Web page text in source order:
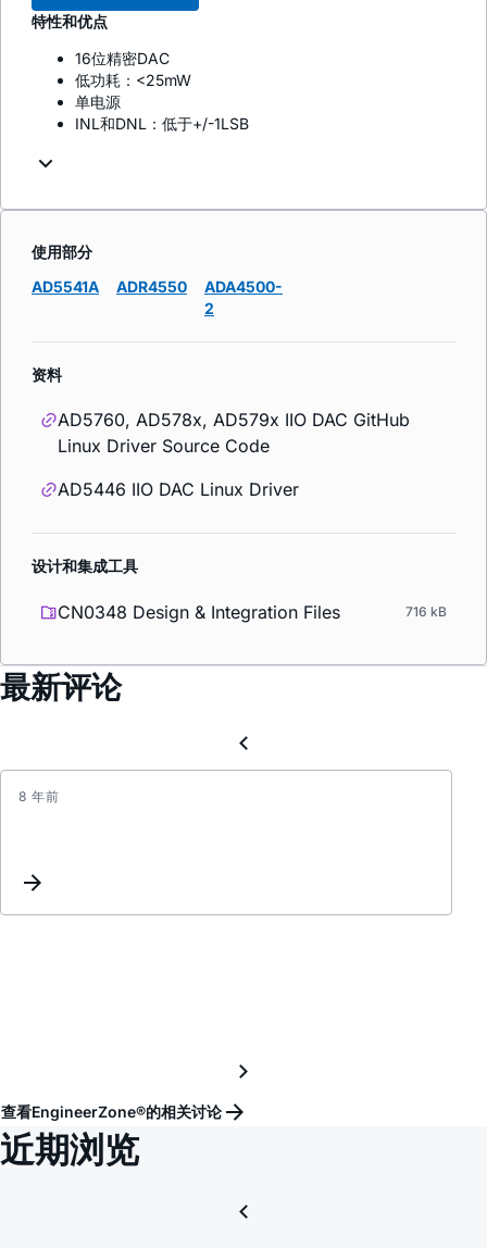
特性和优点
16位精密DAC
低功耗：<25mW
单电源
INL和DNL：低于+/-1LSB
使用部分
AD5541A
ADR4550
ADA4500-
2
资料
AD5760, AD578x, AD579x IIO DAC GitHub
Linux Driver Source Code
AD5446 IIO DAC Linux Driver
设计和集成工具
CN0348 Design & Integration Files 716 kB
最新评论
8 年前
查看EngineerZone®的相关讨论
近期浏览